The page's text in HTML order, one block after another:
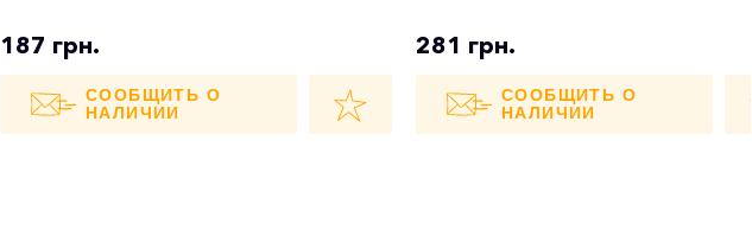
187 грн.
СООБЩИТЬ О
НАЛИЧИИ
281 грн.
СООБЩИТЬ О
НАЛИЧИИ